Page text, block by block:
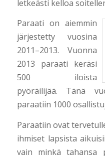
letkeästi kelloa
Paraati on aiemmin
järjestetty vuosina
2011–2013. Vuonna
2013 paraati keräsi
500 iloista
pyöräilijää. Tänä
paraatiin 1000
Paraatiin ovat
ihmiset lapsista
vain minkä tahansa